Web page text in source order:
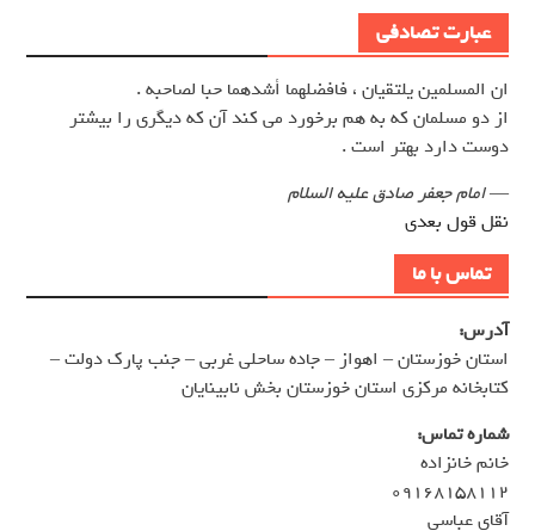
عبارت تصادفی
ان المسلمين يلتقيان ، فافضلهما أشدهما حبا لصاحبه .
از دو مسلمان كه به هم برخورد مي كند آن كه ديگري را بيشتر
دوست دارد بهتر است .
—امام جعفر صادق علیه السلام
نقل قول بعدی
تماس با ما
آدرس:
استان خوزستان – اهواز – جاده ساحلی غربی – جنب پارک دولت –
کتابخانه مرکزی استان خوزستان بخش نابینایان
شماره تماس:
خانم خانزاده
۰۹۱۶۸۱۵۸۱۱۲
آقای عباسی